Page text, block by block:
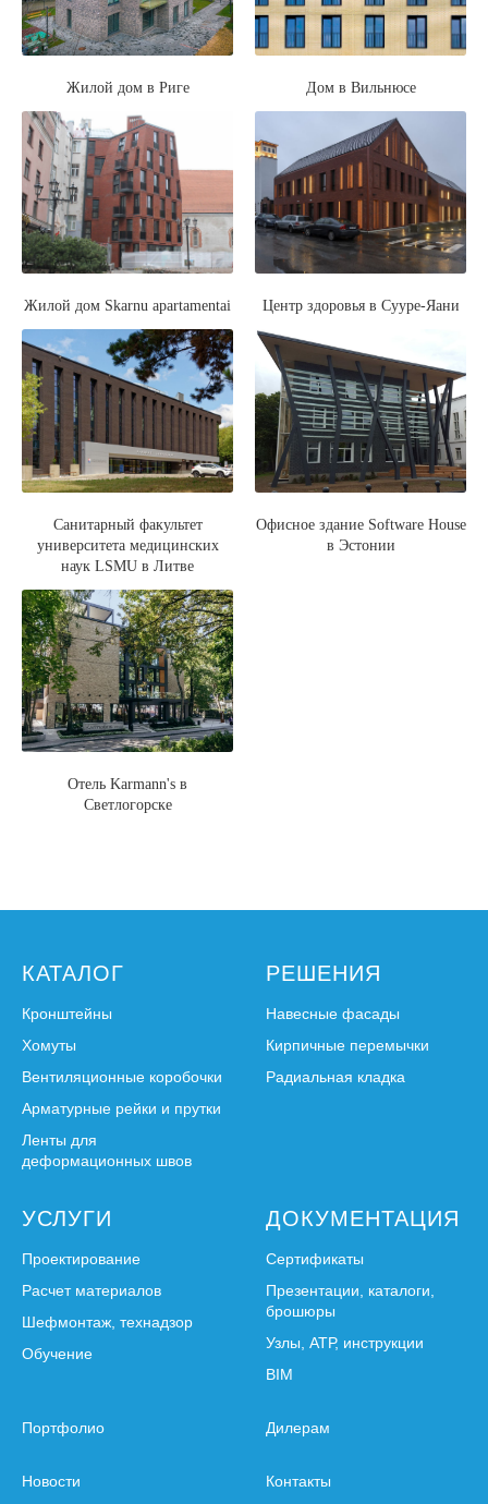
Жилой дом в Риге Дом в Вильнюсе
Жилой дом Skarnu apartamentai Центр здоровья в Сууре-Яани
Санитарный факультет
университета медицинских
наук LSMU в Литве
Офисное здание Software House
в Эстонии
Отель Karmann's в
Светлогорске
КАТАЛОГ
Кронштейны
Хомуты
Вентиляционные коробочки
Арматурные рейки и прутки
Ленты для
деформационных швов
РЕШЕНИЯ
Навесные фасады
Кирпичные перемычки
Радиальная кладка
УСЛУГИ
Проектирование
Расчет материалов
Шефмонтаж, технадзор
Обучение
ДОКУМЕНТАЦИЯ
Сертификаты
Презентации, каталоги,
брошюры
Узлы, АТР, инструкции
BIM
Портфолио Дилерам
Новости Контакты